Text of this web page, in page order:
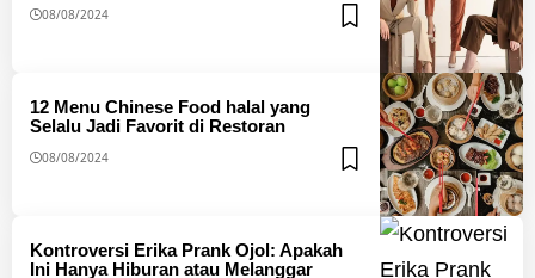
08/08/2024
12 Menu Chinese Food halal yang
Selalu Jadi Favorit di Restoran
08/08/2024
Kontroversi Erika Prank Ojol: Apakah
Ini Hanya Hiburan atau Melanggar